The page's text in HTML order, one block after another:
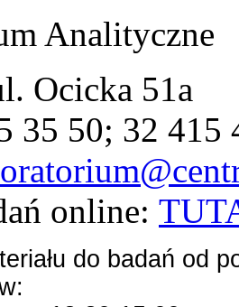
Analityczne
Ocicka 51a
35 50; 32 415
online:
do badań od